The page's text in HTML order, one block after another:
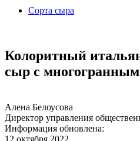
Сорта сыра
Колоритный
сыр с
Алена Белоусова
Директор управления
Информация обновлена:
12 октября 2022